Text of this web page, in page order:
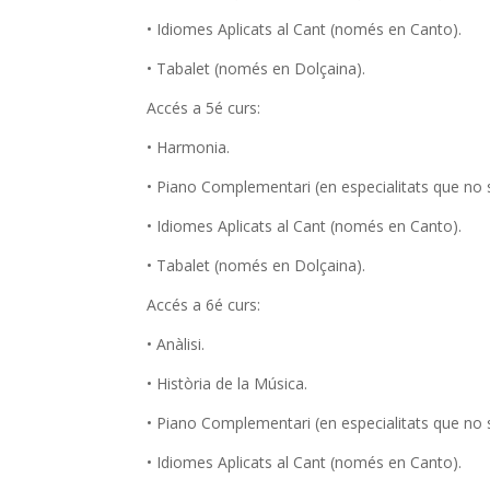
• Idiomes Aplicats al Cant (només en Canto).
• Tabalet (només en Dolçaina).
Accés a 5é curs:
• Harmonia.
• Piano Complementari (en especialitats que no
• Idiomes Aplicats al Cant (només en Canto).
• Tabalet (només en Dolçaina).
Accés a 6é curs:
• Anàlisi.
• Història de la Música.
• Piano Complementari (en especialitats que no
• Idiomes Aplicats al Cant (només en Canto).